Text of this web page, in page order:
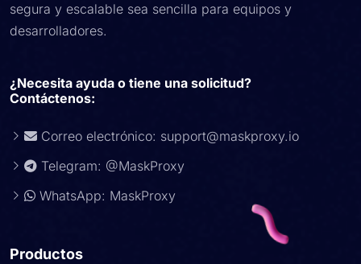
segura y escalable sea sencilla para equipos y
desarrolladores.
¿Necesita ayuda o tiene una solicitud?
Contáctenos:
Correo electrónico: support@maskproxy.io
Telegram: @MaskProxy
WhatsApp: MaskProxy
Productos